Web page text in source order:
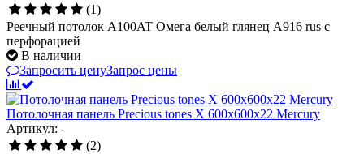
(1)
Реечный потолок A100AT Омега белый глянец А916 rus с
перфорацией
В наличии
Запросить ценуЗапрос цены
Потолочная панель Precious tones X 600x600x22 Mercury
Артикул: -
(2)